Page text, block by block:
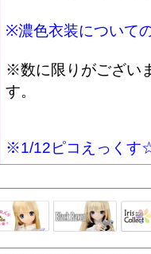
※濃色衣装について
※数に限りがござい
す。
※1/12ピコえっくす